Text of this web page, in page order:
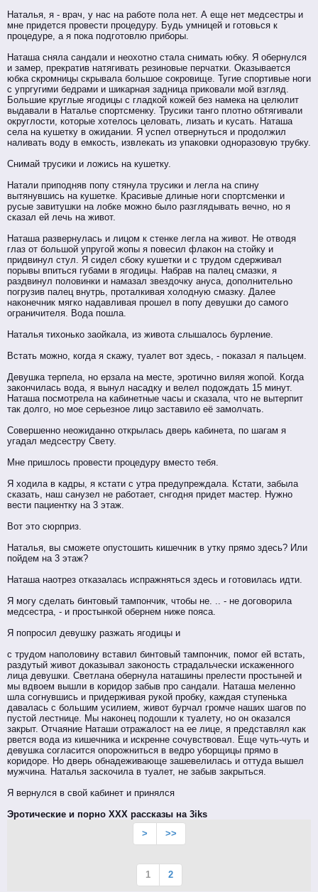
Наталья, я - врач, у нас на работе пола нет. А еще нет медсестры и
мне придется провести процедуру. Будь умницей и готовься к
процедуре, а я пока подготовлю приборы.
Наташа сняла сандали и неохотно стала снимать юбку. Я обернулся
и замер, прекратив натягивать резиновые перчатки. Оказывается
юбка скромницы скрывала большое сокровище. Тугие спортивые ноги
с упргугими бедрами и шикарная задница приковали мой взгляд.
Большие круглые ягодицы с гладкой кожей без намека на целюлит
выдавали в Наталье спортсменку. Трусики танго плотно обтягивали
округлости, которые хотелось целовать, лизать и кусать. Наташа
села на кушетку в ожидании. Я успел отвернуться и продолжил
наливать воду в емкость, извлекать из упаковки одноразовую трубку.
Снимай трусики и ложись на кушетку.
Натали приподняв попу стянула трусики и легла на спину
вытянувшись на кушетке. Красивые длиные ноги спортсменки и
русые завитушки на лобке можно было разглядывать вечно, но я
сказал ей лечь на живот.
Наташа развернулась и лицом к стенке легла на живот. Не отводя
глаз от большой упругой жопы я повесил флакон на стойку и
придвинул стул. Я сидел сбоку кушетки и с трудом сдерживал
порывы впиться губами в ягодицы. Набрав на палец смазки, я
раздвинул половинки и намазал звездочку ануса, дополнительно
погрузив палец внутрь, проталкивая холодную смазку. Далее
наконечник мягко надавливая прошел в попу девушки до самого
ограничителя. Вода пошла.
Наталья тихонько заойкала, из живота слышалось бурление.
Встать можно, когда я скажу, туалет вот здесь, - показал я пальцем.
Девушка терпела, но ерзала на месте, эротично виляя жопой. Когда
закончилась вода, я вынул насадку и велел подождать 15 минут.
Наташа посмотрела на кабинетные часы и сказала, что не вытерпит
так долго, но мое серьезное лицо заставило её замолчать.
Совершенно неожиданно открылась дверь кабинета, по шагам я
угадал медсестру Свету.
Мне пришлось провести процедуру вместо тебя.
Я ходила в кадры, я кстати с утра предупреждала. Кстати, забыла
сказать, наш санузел не работает, снгодня придет мастер. Нужно
вести пациентку на 3 этаж.
Вот это сюрприз.
Наталья, вы сможете опустошить кишечник в утку прямо здесь? Или
пойдем на 3 этаж?
Наташа наотрез отказалась испражняться здесь и готовилась идти.
Я могу сделать бинтовый тампончик, чтобы не. .. - не договорила
медсестра, - и простынкой обернем ниже пояса.
Я попросил девушку разжать ягодицы и
с трудом наполовину вставил бинтовый тампончик, помог ей встать,
раздутый живот доказывал законость страдальчески искаженного
лица девушки. Светлана обернула наташины прелести простыней и
мы вдвоем вышли в коридор забыв про сандали. Наташа меленно
шла согнувшись и придерживая рукой пробку, каждая ступенька
давалась с большим усилием, живот бурчал громче наших шагов по
пустой лестнице. Мы наконец подошли к туалету, но он оказался
закрыт. Отчаяние Наташи отражалост на ее лице, я представлял как
рвется вода из кишечника и искренне сочувствовал. Еще чуть-чуть и
девушка согласится опорожниться в ведро уборщицы прямо в
коридоре. Но дверь обнадеживающе зашевелилась и оттуда вышел
мужчина. Наталья заскочила в туалет, не забыв закрыться.
Я вернулся в свой кабинет и принялся
Эротические и порно XXX рассказы на 3iks
>
>>
1 2